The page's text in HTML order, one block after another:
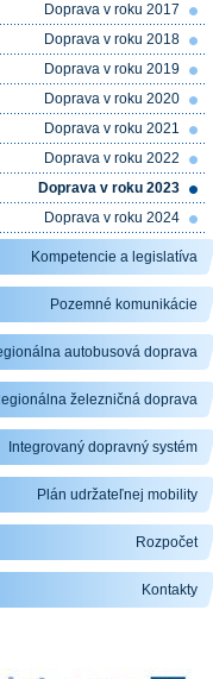
Doprava v roku 2017
Doprava v roku 2018
Doprava v roku 2019
Doprava v roku 2020
Doprava v roku 2021
Doprava v roku 2022
Doprava v roku 2023
Doprava v roku 2024
Kompetencie a legislatíva
Pozemné komunikácie
autobusová doprava
železničná doprava
Integrovaný dopravný systém
Plán udržateľnej mobility
Rozpočet
Kontakty